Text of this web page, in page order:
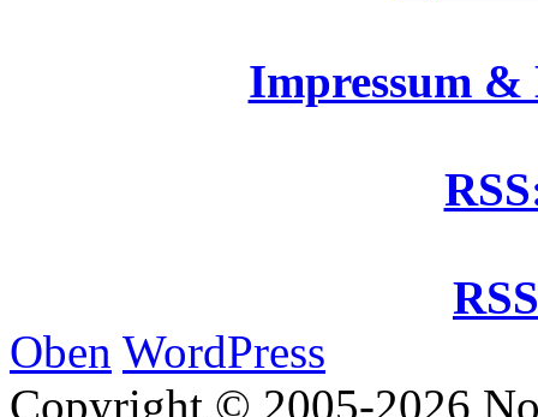
Impressum
Oben WordPress
Copyright © 2005-2026